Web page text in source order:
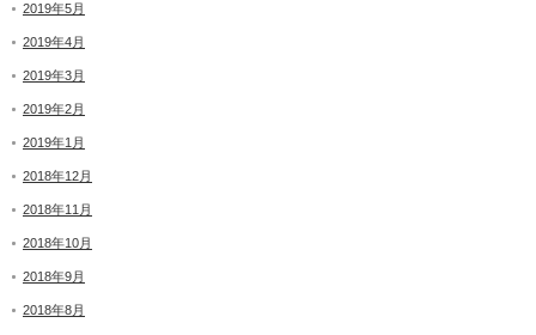
2019年5月
2019年4月
2019年3月
2019年2月
2019年1月
2018年12月
2018年11月
2018年10月
2018年9月
2018年8月